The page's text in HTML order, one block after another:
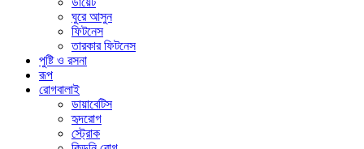
ঘুরে আসুন
ফিটনেস
তারকার ফিটনেস
পুষ্টি ও রসনা
রূপ
রোগবালাই
ডায়াবেটিস
হৃদরোগ
স্ট্রোক